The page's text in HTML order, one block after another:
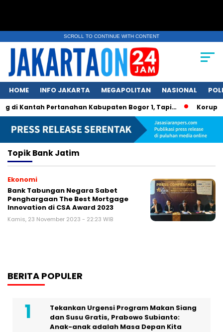
SCROLL TO CONTINUE WITH CONTENT
HOME INFO JAKARTA MEGAPOLITAN NASIONAL
di Kantah Pertanahan Kabupaten Bogor 1, Tapi…
TopikBank Jatim
Ekonomi
Bank Tabungan Negara Sabet
Penghargaan The Best Mortgage
Innovation di CSA Award 2023
Kamis, 23 November 2023 - 22:23 WIB
BERITA POPULER
Tekankan Urgensi Program Makan Siang
dan Susu Gratis, Prabowo Subianto:
Anak-anak adalah Masa Depan Kita